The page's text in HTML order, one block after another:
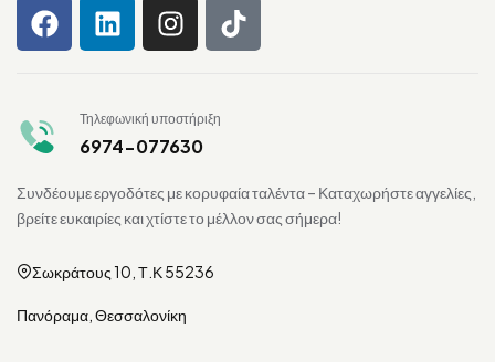
Τηλεφωνική υποστήριξη
6974-077630
Συνδέουμε εργοδότες με κορυφαία ταλέντα – Καταχωρήστε αγγελίες,
βρείτε ευκαιρίες και χτίστε το μέλλον σας σήμερα!
Σωκράτους 10, Τ.Κ 55236
Πανόραμα, Θεσσαλονίκη